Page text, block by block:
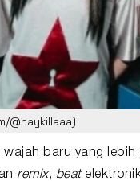
@naykillaaa)
baru yang
remix, beat